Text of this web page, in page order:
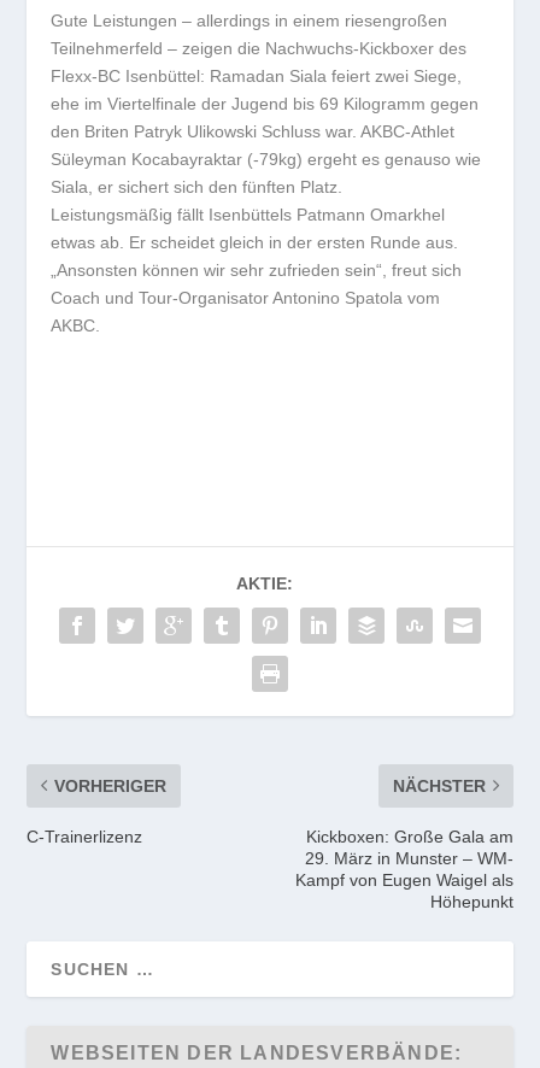
Gute Leistungen – allerdings in einem riesengroßen
Teilnehmerfeld – zeigen die Nachwuchs-Kickboxer des
Flexx-BC Isenbüttel: Ramadan Siala feiert zwei Siege,
ehe im Viertelfinale der Jugend bis 69 Kilogramm gegen
den Briten Patryk Ulikowski Schluss war. AKBC-Athlet
Süleyman Kocabayraktar (-79kg) ergeht es genauso wie
Siala, er sichert sich den fünften Platz.
Leistungsmäßig fällt Isenbüttels Patmann Omarkhel
etwas ab. Er scheidet gleich in der ersten Runde aus.
„Ansonsten können wir sehr zufrieden sein“, freut sich
Coach und Tour-Organisator Antonino Spatola vom
AKBC.
AKTIE:
VORHERIGER
C-Trainerlizenz
NÄCHSTER
Kickboxen: Große Gala am
29. März in Munster – WM-
Kampf von Eugen Waigel als
Höhepunkt
WEBSEITEN DER LANDESVERBÄNDE: